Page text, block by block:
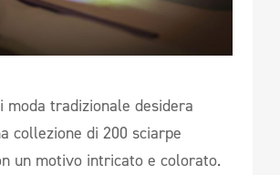
moda tradizionale desidera
collezione di 200 sciarpe
un motivo intricato e colorato.